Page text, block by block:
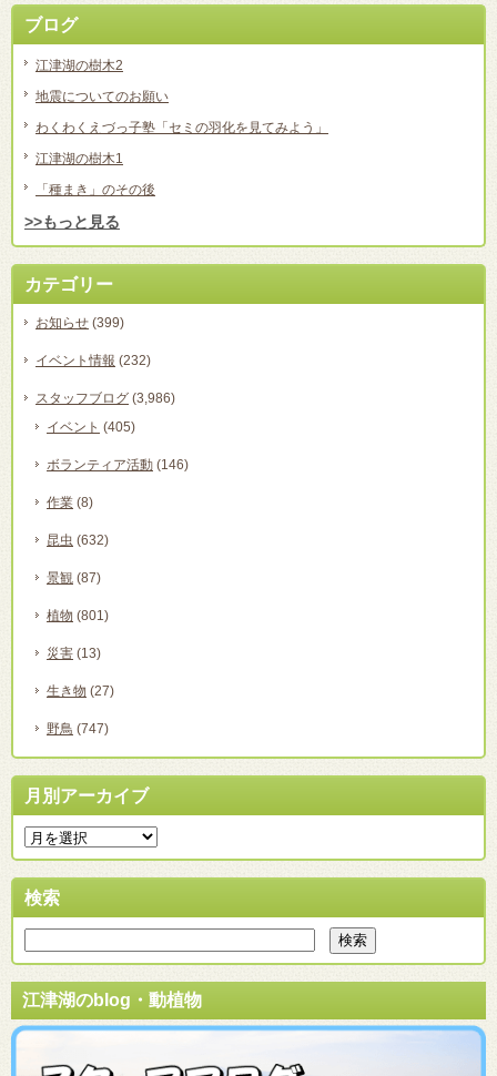
ブログ
江津湖の樹木2
地震についてのお願い
わくわくえづっ子塾「セミの羽化を見てみよう」
江津湖の樹木1
「種まき」のその後
>>もっと見る
カテゴリー
お知らせ (399)
イベント情報 (232)
スタッフブログ (3,986)
イベント (405)
ボランティア活動 (146)
作業 (8)
昆虫 (632)
景観 (87)
植物 (801)
災害 (13)
生き物 (27)
野鳥 (747)
月別アーカイブ
検索
江津湖のblog・動植物